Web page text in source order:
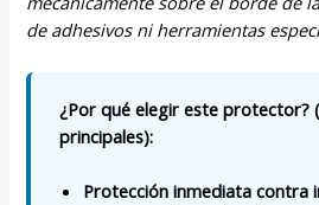
de adhesivos ni herramientas
¿Por qué elegir este protector?
principales):
Protección inmediata contra